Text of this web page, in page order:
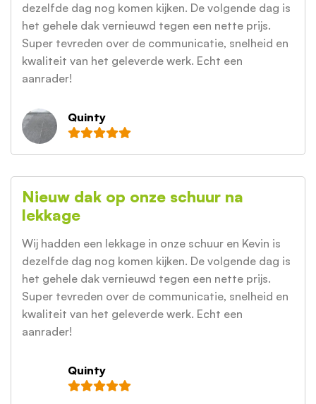
dezelfde dag nog komen kijken. De volgende dag is
het gehele dak vernieuwd tegen een nette prijs.
Super tevreden over de communicatie, snelheid en
kwaliteit van het geleverde werk. Echt een
aanrader!
Quinty
Nieuw dak op onze schuur na
lekkage
Wij hadden een lekkage in onze schuur en Kevin is
dezelfde dag nog komen kijken. De volgende dag is
het gehele dak vernieuwd tegen een nette prijs.
Super tevreden over de communicatie, snelheid en
kwaliteit van het geleverde werk. Echt een
aanrader!
Quinty